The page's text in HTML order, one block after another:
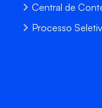
Central de
Processo